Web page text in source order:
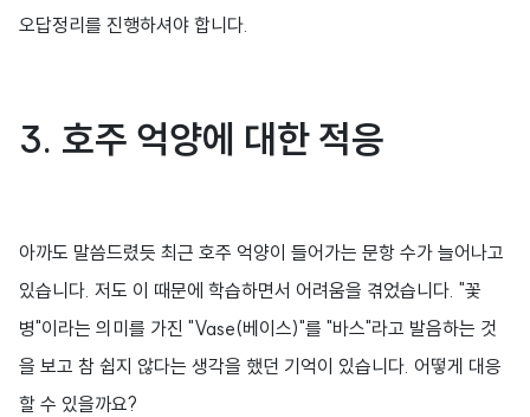
오답정리를 진행하셔야 합니다.
3. 호주 억양에 대한 적응
아까도 말씀드렸듯 최근 호주 억양이 들어가는 문항 수가 늘어나고
있습니다. 저도 이 때문에 학습하면서 어려움을 겪었습니다. "꽃
병"이라는 의미를 가진 "Vase(베이스)"를 "바스"라고 발음하는 것
을 보고 참 쉽지 않다는 생각을 했던 기억이 있습니다. 어떻게 대응
할 수 있을까요?